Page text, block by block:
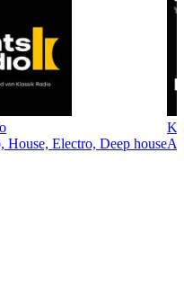
House, Electro, Deep house